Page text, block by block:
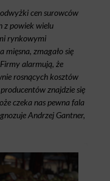
cen surowców
z powiek wielu
rynkowymi
zmagało się
alarmują, że
rosnących kosztów
znajdzie się
czeka nas pewna fala
Andrzej Gantner,